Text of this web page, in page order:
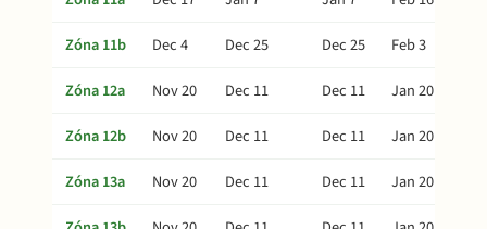
Zóna 11b
Dec 4 Dec 25 Dec 25
Feb 3
Zóna 12a
Nov 20 Dec 11 Dec 11
Jan 20
Zóna 12b
Nov 20 Dec 11 Dec 11
Jan 20
Zóna 13a
Nov 20 Dec 11 Dec 11
Jan 20